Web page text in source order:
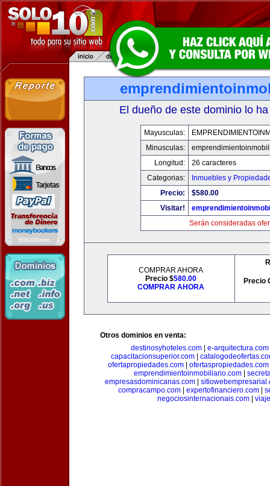
El dueño de este dominio lo
Mayusculas:
Minusculas:
Longitud:
26 caracteres
Categorias:
Inmuebles y
Precio:
$580.00
Visitar!
Serán consideradas
COMPRAR AHORA
Precio $580.00
COMPRAR AHORA
Precio
Otros dominios en venta:
destinosyhoteles.com
e-arquitectura.com
capacitacionsuperior.com
ofertapropiedades.com
ofertaspropiedades.com
emprendimientoinmobiliario.com|
empresasdominicanas.com|
compracampo.com| expertofinanciero.com|
negociosinternacionais.com|